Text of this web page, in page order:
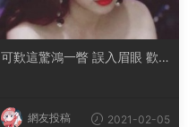
可歎這驚鴻一瞥 誤入眉眼 歡
網友投稿 2021-02-05